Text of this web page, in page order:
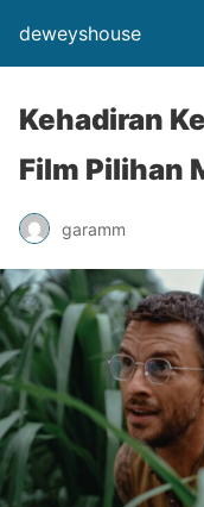
deweyshouse
Kehadiran
Film Pilihan
garamm